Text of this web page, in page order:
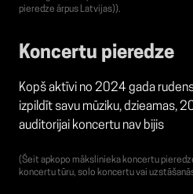
pieredze ārpus Latvijas)).
Koncertu pieredze
Kopš aktīvi no 2024 gada
izpildīt savu mūziku, dzieamas,
auditorijai koncertu nav bijis
(Šeit apkopo mākslinieka koncertu
koncertu tūru, solo koncertu vai